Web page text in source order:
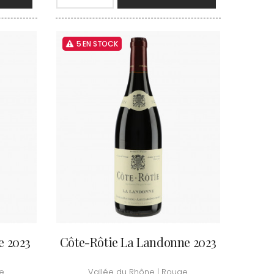
MARC
TUPINIER-BAUTISTA
V
VAN CANNEYT CHARLES
VAN-CANNEYT CHARLES
VAROILLES
VIGNES DU MAYNES
VIOLOT-GUILLEMARD JOANNES
VITTEAUT-ALBERTI
VOCORET ELENI & EDOUARD
VOILLOT JOSEPH
VOUGERAIE
2023
5 EN STOCK
Côte-Rôtie La Landonne 2023